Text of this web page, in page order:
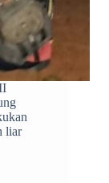
liar